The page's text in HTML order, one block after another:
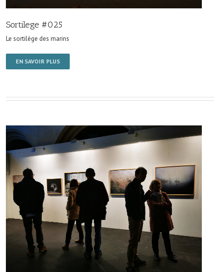
Sortilege #025
Le sortilège des marins
EN SAVOIR PLUS